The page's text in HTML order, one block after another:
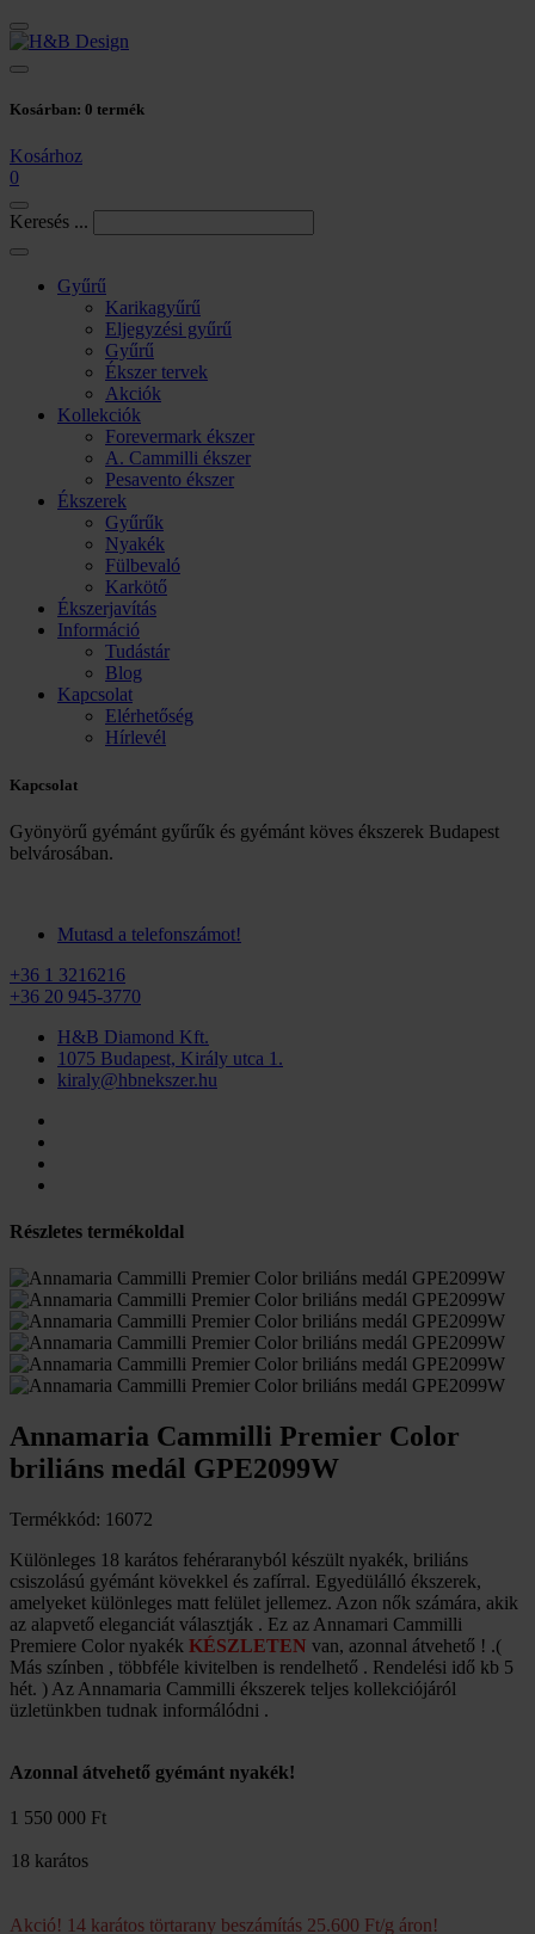
Kosárban: 0 termék
Kosárhoz
0
Keresés ...
Gyűrű
Karikagyűrű
Eljegyzési gyűrű
Gyűrű
Ékszer tervek
Akciók
Kollekciók
Forevermark ékszer
A. Cammilli ékszer
Pesavento ékszer
Ékszerek
Gyűrűk
Nyakék
Fülbevaló
Karkötő
Ékszerjavítás
Információ
Tudástár
Blog
Kapcsolat
Elérhetőség
Hírlevél
Kapcsolat
Gyönyörű gyémánt gyűrűk és gyémánt köves ékszerek Budapest
belvárosában.
Mutasd a telefonszámot!
+36 1 3216216
+36 20 945-3770
H&B Diamond Kft.
1075 Budapest, Király utca 1.
kiraly@hbnekszer.hu
Részletes termékoldal
Annamaria Cammilli Premier Color
briliáns medál GPE2099W
Termékkód: 16072
Különleges 18 karátos fehéraranyból készült nyakék, briliáns
csiszolású gyémánt kövekkel és zafírral. Egyedülálló ékszerek,
amelyeket különleges matt felület jellemez. Azon nők számára, akik
az alapvető eleganciát választják . Ez az Annamari Cammilli
Premiere Color nyakék KÉSZLETEN van, azonnal átvehető ! .(
Más színben , többféle kivitelben is rendelhető . Rendelési idő kb 5
hét. ) Az Annamaria Cammilli ékszerek teljes kollekciójáról
üzletünkben tudnak informálódni .
Azonnal átvehető gyémánt nyakék!
1 550 000 Ft
18 karátos
Akció! 14 karátos törtarany beszámítás 25.600 Ft/g áron!